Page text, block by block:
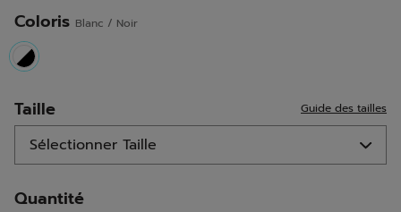
Coloris Blanc / Noir
selected
Taille Guide des tailles
Quantité